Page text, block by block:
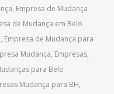
, Empresa de Mudança
de Mudança em Belo
, Empresa de Mudança para
Mudança, Empresas,
para Belo
Mudança para BH,